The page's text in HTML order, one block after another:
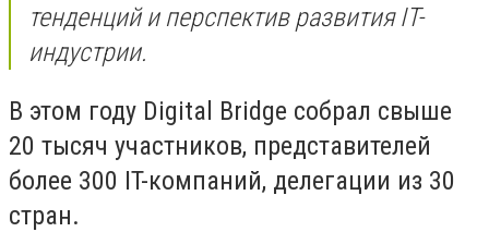
тенденций и перспектив развития IT-
индустрии.
В этом году Digital Bridge собрал свыше
20 тысяч участников, представителей
более 300 IT-компаний, делегации из 30
стран.